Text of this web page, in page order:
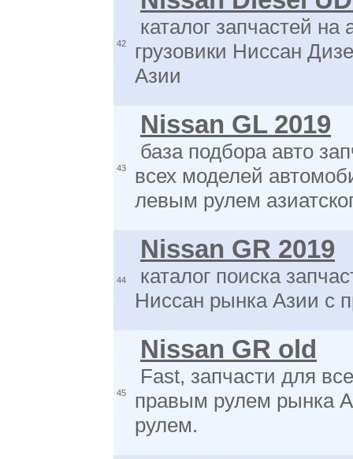
42
каталог запчастей на
грузовики Ниссан
Азии
43
Nissan GL 2019
база подбора авто
всех моделей
левым рулем
44
Nissan GR 2019
каталог поиска
Ниссан рынка Азии с
45
Nissan GR old
Fast, запчасти для
правым рулем рынка
рулем.